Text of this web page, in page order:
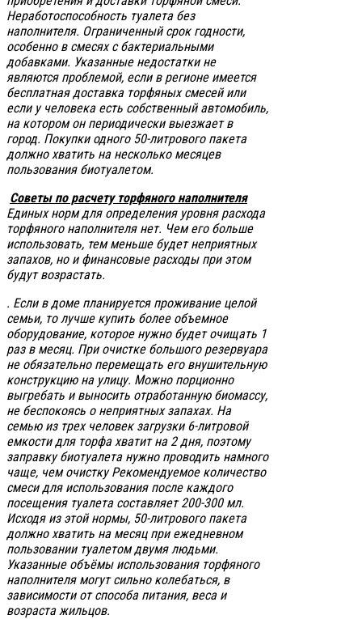
Неработоспособность туалета без
наполнителя. Ограниченный срок годности,
особенно в смесях с бактериальными
добавками. Указанные недостатки не
являются проблемой, если в регионе имеется
бесплатная доставка торфяных смесей или
если у человека есть собственный автомобиль,
на котором он периодически выезжает в
город. Покупки одного 50-литрового пакета
должно хватить на несколько месяцев
пользования биотуалетом.
Советы по расчету торфяного наполнителя
Единых норм для определения уровня расхода
торфяного наполнителя нет. Чем его больше
использовать, тем меньше будет неприятных
запахов, но и финансовые расходы при этом
будут возрастать.
. Если в доме планируется проживание целой
семьи, то лучше купить более объемное
оборудование, которое нужно будет очищать 1
раз в месяц. При очистке большого резервуара
не обязательно перемещать его внушительную
конструкцию на улицу. Можно порционно
выгребать и выносить отработанную биомассу,
не беспокоясь о неприятных запахах. На
семью из трех человек загрузки 6-литровой
емкости для торфа хватит на 2 дня, поэтому
заправку биотуалета нужно проводить намного
чаще, чем очистку Рекомендуемое количество
смеси для использования после каждого
посещения туалета составляет 200-300 мл.
Исходя из этой нормы, 50-литрового пакета
должно хватить на месяц при ежедневном
пользовании туалетом двумя людьми.
Указанные объёмы использования торфяного
наполнителя могут сильно колебаться, в
зависимости от способа питания, веса и
возраста жильцов.